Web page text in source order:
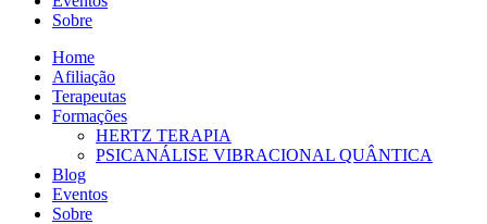
Sobre
Home
Afiliação
Terapeutas
Formações
HERTZ TERAPIA
PSICANÁLISE VIBRACIONAL QUÂNTICA
Blog
Eventos
Sobre